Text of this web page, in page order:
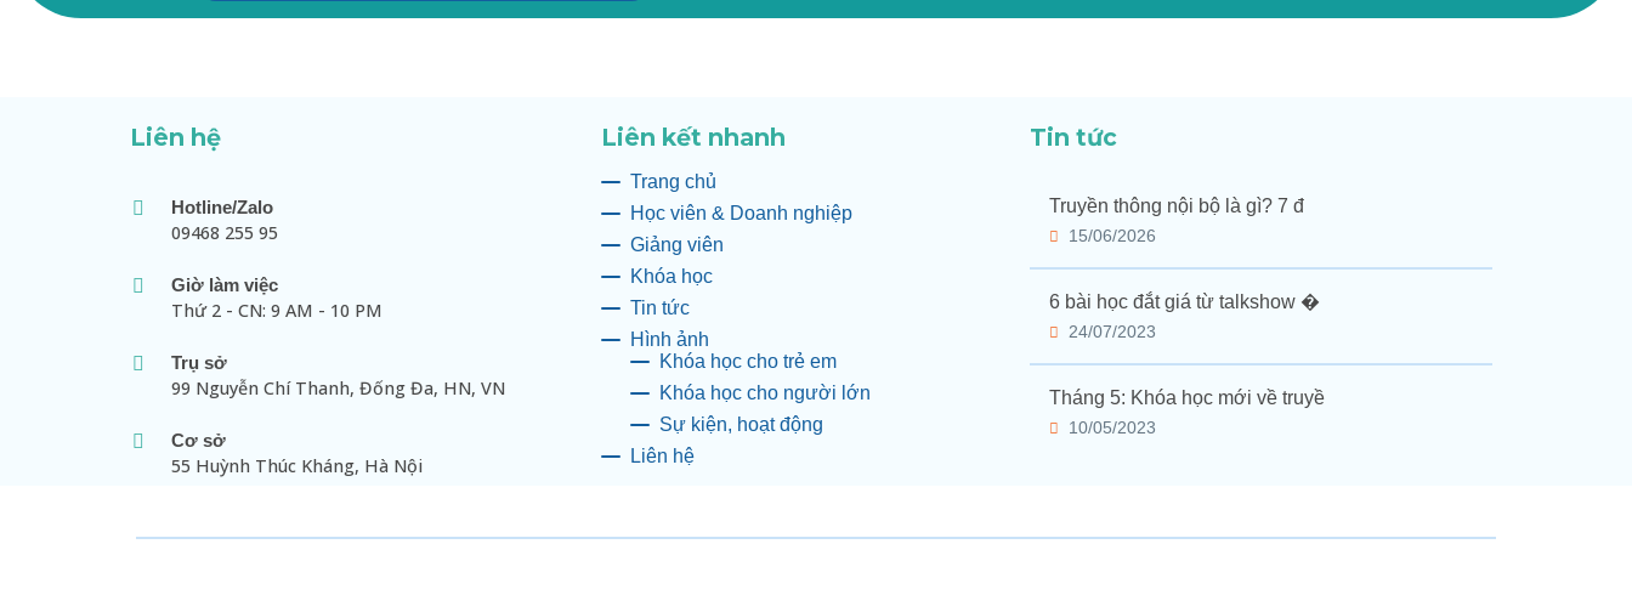
Liên hệ
Hotline/Zalo
09468 255 95
Giờ làm việc
Thứ 2 - CN: 9 AM - 10 PM
Trụ sở
99 Nguyễn Chí Thanh, Đống Đa, HN, VN
Cơ sở
55 Huỳnh Thúc Kháng, Hà Nội
Liên kết nhanh
Trang chủ
Học viên & Doanh nghiệp
Giảng viên
Khóa học
Tin tức
Hình ảnh
Khóa học cho trẻ em
Khóa học cho người lớn
Sự kiện, hoạt động
Liên hệ
Tin tức
Truyền thông nội bộ là gì? 7 đ
15/06/2026
6 bài học đắt giá từ talkshow �
24/07/2023
Tháng 5: Khóa học mới về truyề
10/05/2023